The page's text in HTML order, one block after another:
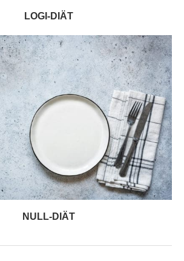
LOGI-DIÄT
NULL-DIÄT